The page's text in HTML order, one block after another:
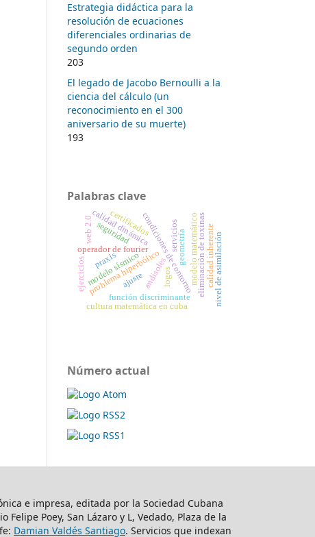
Estrategia didáctica para la
resolución de ecuaciones
diferenciales ordinarias de
segundo orden
203
El legado de Jacobo Bernoulli a la
ciencia del cálculo (un
reconocimiento en el 300
aniversario de su muerte)
193
Palabras clave
problema hiperbólicocondiciones de contorno
operador de fourier modelo matemáticoeliminación de toxinas
andisoles calidad inherente
calidad dinámica
función discriminante
web 2.0
nivel de asimilación
modelo sísmico
cultura matemática en cuba
seguridad servicios
certificados
geometría
ejercicios logos
praxis
ajuste
Número actual
e impresa, editada por la Sociedad Cubana
Felipe Poey, San Lázaro y L, Vedado, Plaza de la
Damian Valdés Santiago. Servicios que indexan